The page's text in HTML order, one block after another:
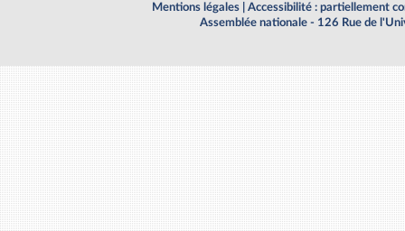
Mentions légales
Accessibilité : partiellement
Assemblée nationale - 126 Rue de